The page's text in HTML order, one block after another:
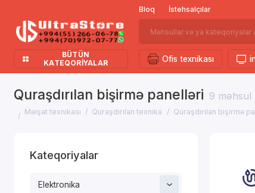
Bloq İstehsalçılar
BÜTÜN
KATEQORIYALAR
Ofis texnikası
Quraşdırılan bişirmə panelləri 9 məhsul
Məişət texnikası Quraşdırılan texnika Quraşdırılan bişirmə
Kateqoriyalar
Elektronika